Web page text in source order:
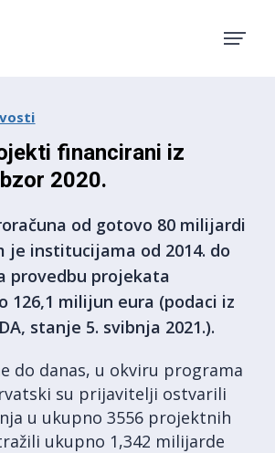
financirani iz
2020.
od gotovo 80 milijardi
je institucijama od 2014. do
provedbu projekata
126,1 milijun eura (podaci iz
stanje 5. svibnja 2021.).
do danas, u okviru programa
su prijavitelji ostvarili
u ukupno 3556 projektnih
ukupno 1,342 milijarde